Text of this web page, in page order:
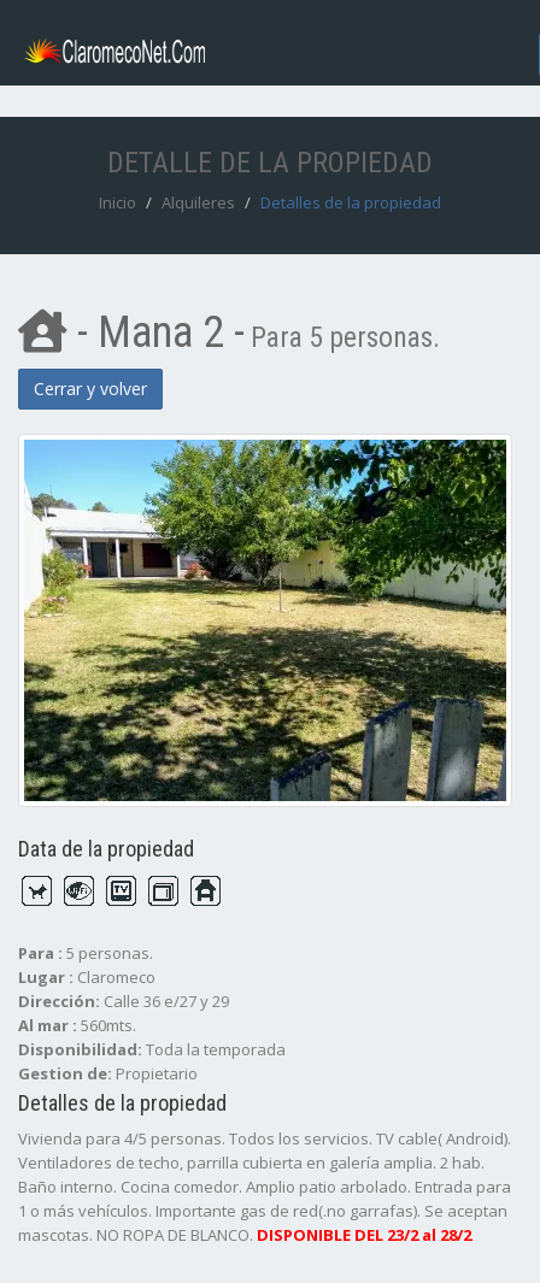
DETALLE DE LA PROPIEDAD
Inicio Alquileres Detalles de la propiedad
- Mana 2 - Para 5 personas.
Cerrar y volver
Data de la propiedad
Para : 5 personas.
Lugar : Claromeco
Dirección: Calle 36 e/27 y 29
Al mar : 560mts.
Disponibilidad: Toda la temporada
Gestion de: Propietario
Detalles de la propiedad
Vivienda para 4/5 personas. Todos los servicios. TV cable( Android).
Ventiladores de techo, parrilla cubierta en galería amplia. 2 hab.
Baño interno. Cocina comedor. Amplio patio arbolado. Entrada para
1 o más vehículos. Importante gas de red(.no garrafas). Se aceptan
mascotas. NO ROPA DE BLANCO. DISPONIBLE DEL 23/2 al 28/2